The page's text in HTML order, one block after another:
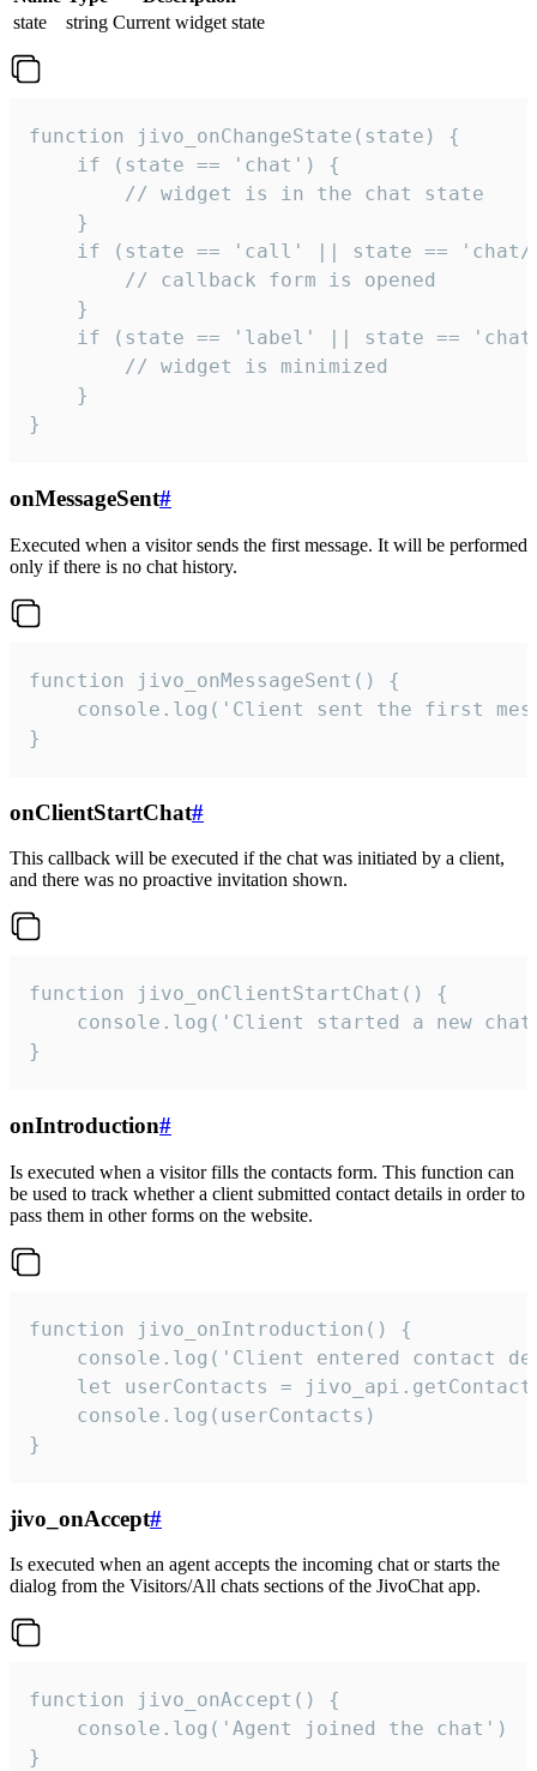
state
string Current widget state
function jivo_onChangeState(state) {
    if (state == 'chat') {
        // widget is in the chat state
    }
if (state == 'call' || state ==
        // callback form is opened
    }
if (state == 'label' || state ==
        // widget is minimized
    }
}
onMessageSent#
Executed when a visitor sends the first message. It will be performed
only if there is no chat history.
function jivo_onMessageSent() {
console.log('Client sent the first
}
onClientStartChat#
This callback will be executed if the chat was initiated by a client,
and there was no proactive invitation shown.
function jivo_onClientStartChat() {
console.log('Client started a new
}
onIntroduction#
Is executed when a visitor fills the contacts form. This function can
be used to track whether a client submitted contact details in order to
pass them in other forms on the website.
function jivo_onIntroduction() {
console.log('Client entered contact
let userContacts =
    console.log(userContacts)
}
jivo_onAccept#
Is executed when an agent accepts the incoming chat or starts the
dialog from the Visitors/All chats sections of the JivoChat app.
function jivo_onAccept() {
}